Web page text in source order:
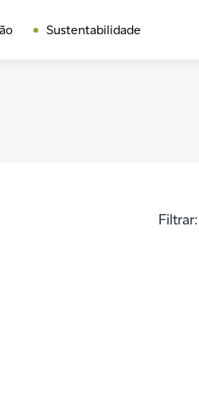
Sustentabilidade
Filtrar: